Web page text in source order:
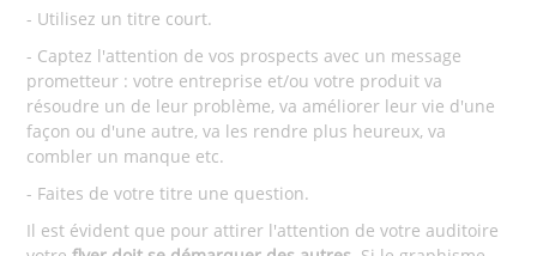
- Utilisez un titre court.
- Captez l'attention de vos prospects avec un message
prometteur : votre entreprise et/ou votre produit va
résoudre un de leur problème, va améliorer leur vie d'une
façon ou d'une autre, va les rendre plus heureux, va
combler un manque etc.
- Faites de votre titre une question.
Il est évident que pour attirer l'attention de votre auditoire